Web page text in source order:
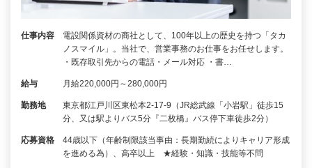
仕事内容
電設関係資材の商社として、100年以上の歴史を持つ「タカ
ノスマイル」。当社で、営業事務のお仕事をお任せします。
・既存取引先からの電話・メール対応 ・書…
給与 月給220,000円～280,000円
勤務地
東京都江戸川区東松本2-17-9（JR総武線「小岩駅」徒歩15
分、又は駅よりバス5分『二枚橋』バス停下車徒歩2分）
応募資格
44歳以下（年齢制限該当事由：長期勤続によりキャリア形成
を進める為）、高卒以上 ★経験・知識・技能等不問